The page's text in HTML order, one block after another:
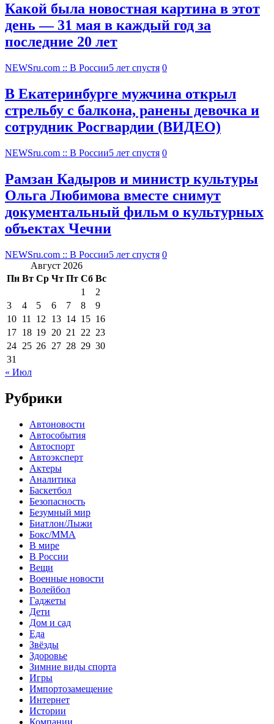
Какой была новостная картина в этот
день — 31 мая в каждый год за
последние 20 лет
NEWSru.com :: В России5 лет спустя 0
В Екатеринбурге мужчина открыл
стрельбу с балкона, ранены девочка и
сотрудник Росгвардии (ВИДЕО)
NEWSru.com :: В России5 лет спустя 0
Рамзан Кадыров и министр культуры
Ольга Любимова вместе снимут
документальный фильм о культурных
объектах Чечни
NEWSru.com :: В России5 лет спустя 0
Август 2026
Пн Вт Ср Чт Пт Сб Вс
1
2
3
4 5 6 7 8
9
10 11 12 13 14 15 16
17 18 19 20 21 22 23
24 25 26 27 28 29 30
31
« Июл
Рубрики
Автоновости
Автособытия
Автоспорт
Автоэксперт
Актеры
Аналитика
Баскетбол
Безопасность
Безумный мир
Биатлон/Лыжи
Бокс/MMA
В мире
В России
Вещи
Военные новости
Волейбол
Гаджеты
Дети
Дом и сад
Еда
Звёзды
Здоровье
Зимние виды спорта
Игры
Импортозамещение
Интернет
Истории
Компании